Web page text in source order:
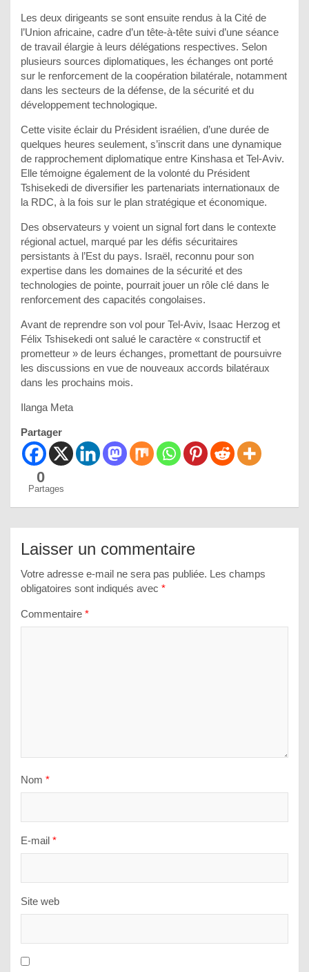
Les deux dirigeants se sont ensuite rendus à la Cité de
l’Union africaine, cadre d’un tête-à-tête suivi d’une séance
de travail élargie à leurs délégations respectives. Selon
plusieurs sources diplomatiques, les échanges ont porté
sur le renforcement de la coopération bilatérale, notamment
dans les secteurs de la défense, de la sécurité et du
développement technologique.
Cette visite éclair du Président israélien, d’une durée de
quelques heures seulement, s’inscrit dans une dynamique
de rapprochement diplomatique entre Kinshasa et Tel-Aviv.
Elle témoigne également de la volonté du Président
Tshisekedi de diversifier les partenariats internationaux de
la RDC, à la fois sur le plan stratégique et économique.
Des observateurs y voient un signal fort dans le contexte
régional actuel, marqué par les défis sécuritaires
persistants à l’Est du pays. Israël, reconnu pour son
expertise dans les domaines de la sécurité et des
technologies de pointe, pourrait jouer un rôle clé dans le
renforcement des capacités congolaises.
Avant de reprendre son vol pour Tel-Aviv, Isaac Herzog et
Félix Tshisekedi ont salué le caractère « constructif et
prometteur » de leurs échanges, promettant de poursuivre
les discussions en vue de nouveaux accords bilatéraux
dans les prochains mois.
Ilanga Meta
Partager
0
Partages
Laisser un commentaire
Votre adresse e-mail ne sera pas publiée. Les champs
obligatoires sont indiqués avec *
Commentaire *
Nom *
E-mail *
Site web